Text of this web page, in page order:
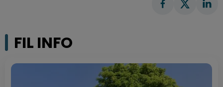
FIL INFO